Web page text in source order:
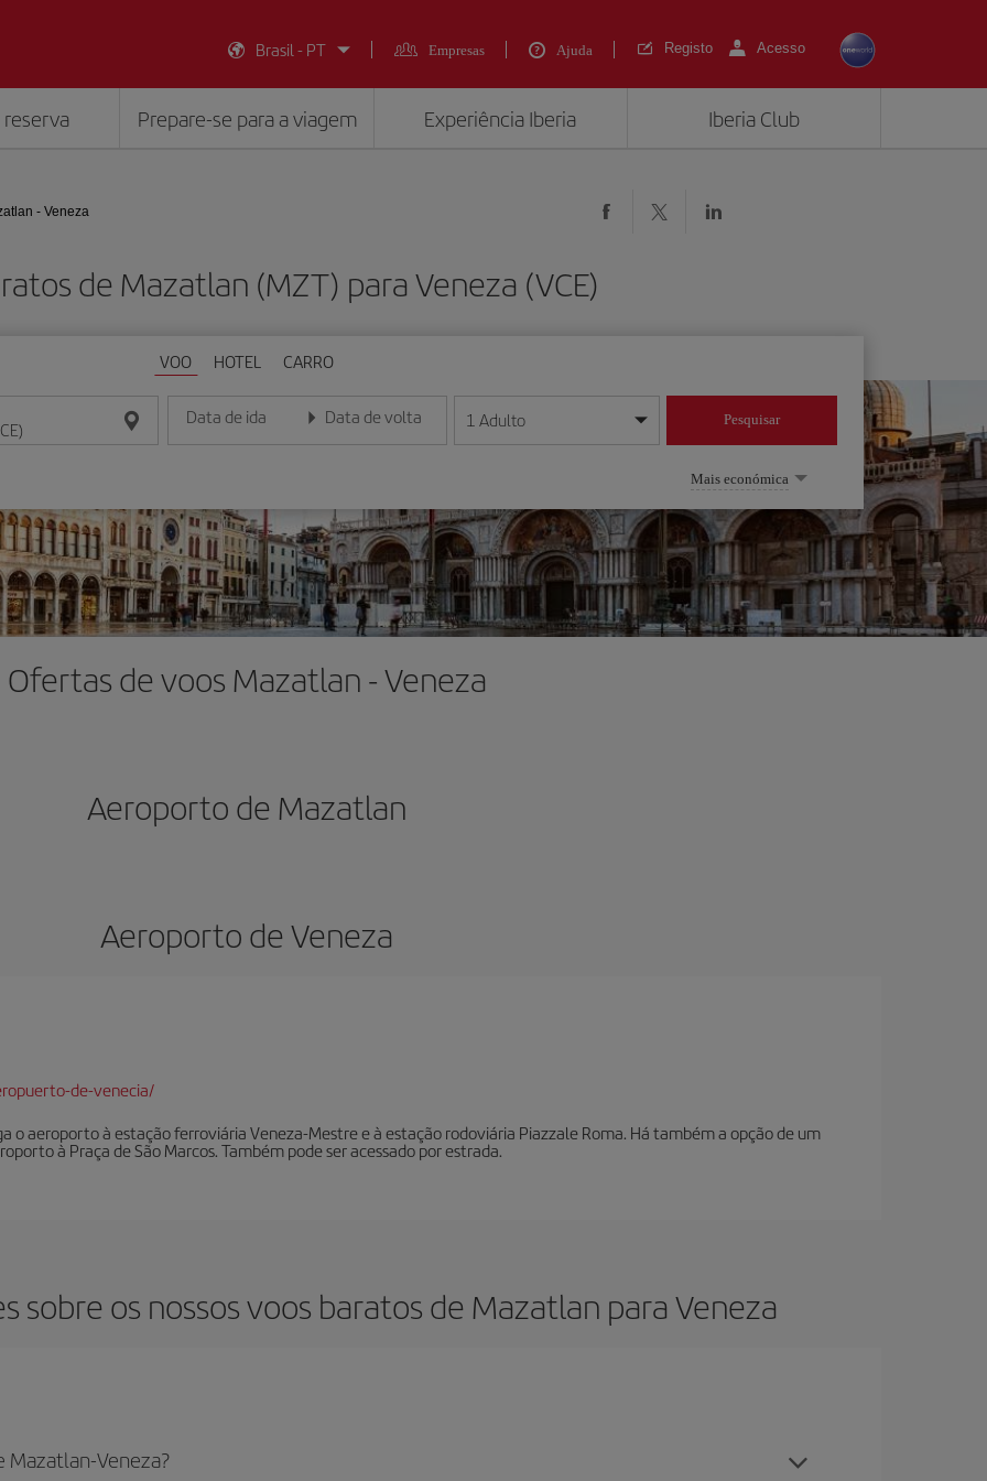
Brasil - PT Empresas Ajuda Registo Acesso
Prepare-se para a viagem Experiência Iberia Iberia Club
- Veneza
de Mazatlan (MZT) para Veneza (VCE)
VOO HOTEL CARRO
Data de ida
Insira a data no formato dia/mês/ano
Data de volta
Insira a data no formato dia/mês/ano
1 Adulto Pesquisar
Mais económica
Ofertas de voos Mazatlan - Veneza
Aeroporto de Mazatlan
Aeroporto de Veneza
de-venecia/
o aeroporto à estação ferroviária Veneza-Mestre e à estação rodoviária Piazzale Roma. Há também a opção de um
à Praça de São Marcos. Também pode ser acessado por estrada.
sobre os nossos voos baratos de Mazatlan para Veneza
Mazatlan-Veneza?